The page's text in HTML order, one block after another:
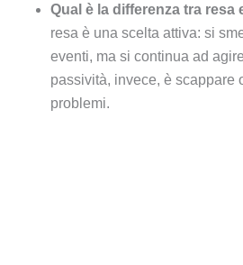
Qual è la differenza tra resa
resa è una scelta attiva: si
eventi, ma si continua ad
passività, invece, è scappare
problemi.